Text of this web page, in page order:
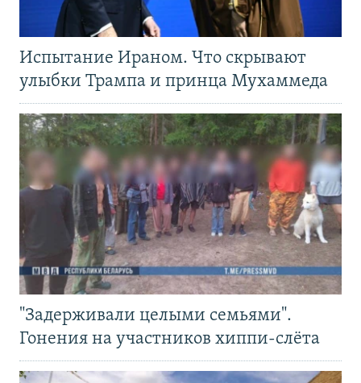
Испытание Ираном. Что скрывают
улыбки Трампа и принца Мухаммеда
"Задерживали целыми семьями".
Гонения на участников хиппи-слёта